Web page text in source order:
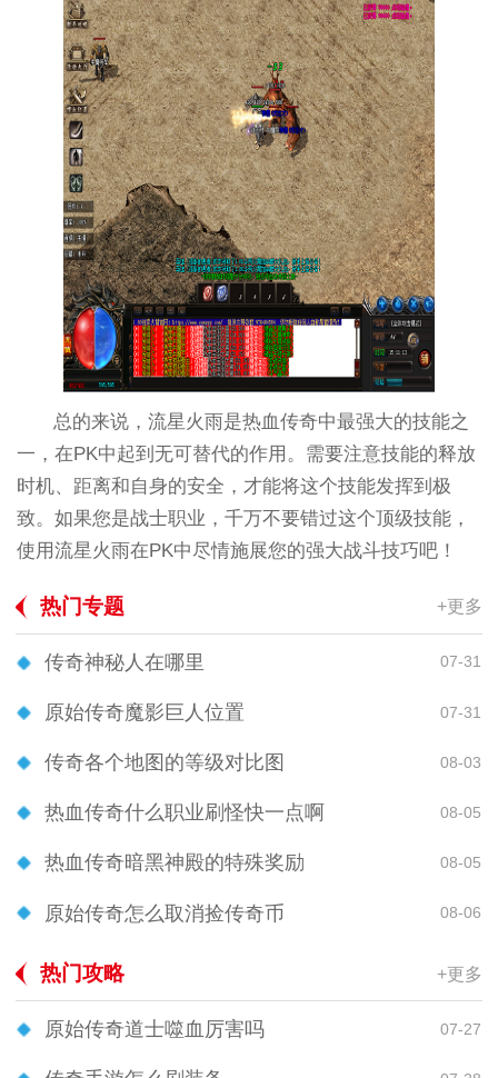
总的来说，流星火雨是热血传奇中最强大的技能之
一，在PK中起到无可替代的作用。需要注意技能的释放
时机、距离和自身的安全，才能将这个技能发挥到极
致。如果您是战士职业，千万不要错过这个顶级技能，
使用流星火雨在PK中尽情施展您的强大战斗技巧吧！
热门专题 +更多
传奇神秘人在哪里 07-31
原始传奇魔影巨人位置 07-31
传奇各个地图的等级对比图 08-03
热血传奇什么职业刷怪快一点啊 08-05
热血传奇暗黑神殿的特殊奖励 08-05
原始传奇怎么取消捡传奇币 08-06
热门攻略 +更多
原始传奇道士噬血厉害吗 07-27